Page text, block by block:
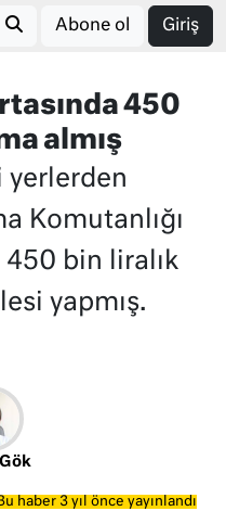
Abone ol Giriş
450
almış
yerlerden
Komutanlığı
450 bin liralık
yapmış.
haber 3 yıl önce yayınlandı